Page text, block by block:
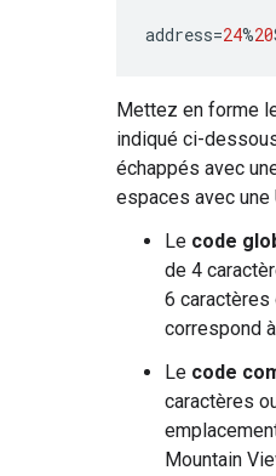
address=24%20
Mettez en forme
indiqué ci-
échappés avec
espaces avec une
Le code
de 4
6 caractères
correspond à
Le code
caractères
Mountain